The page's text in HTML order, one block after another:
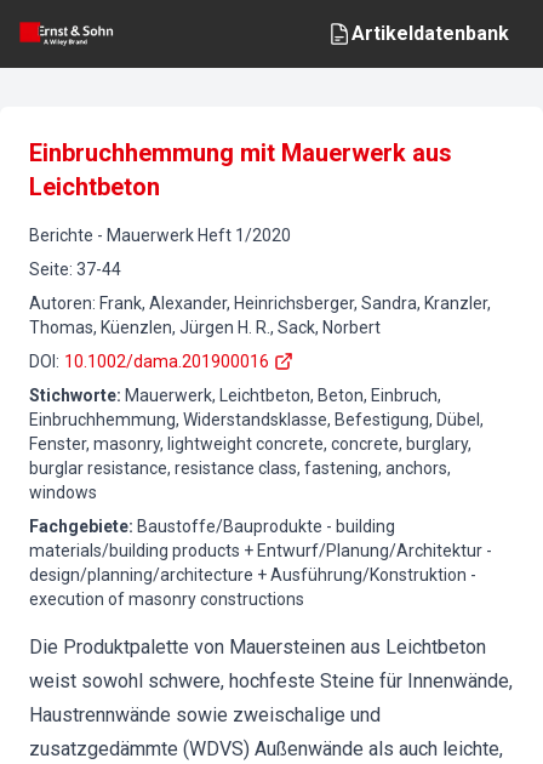
Artikeldatenbank
Einbruchhemmung mit Mauerwerk aus
Leichtbeton
Berichte - Mauerwerk Heft 1/2020
Seite: 37-44
Autoren: Frank, Alexander, Heinrichsberger, Sandra, Kranzler,
Thomas, Küenzlen, Jürgen H. R., Sack, Norbert
DOI : 10.1002/dama.201900016
Stichworte: Mauerwerk, Leichtbeton, Beton, Einbruch,
Einbruchhemmung, Widerstandsklasse, Befestigung, Dübel,
Fenster, masonry, lightweight concrete, concrete, burglary,
burglar resistance, resistance class, fastening, anchors,
windows
Fachgebiete: Baustoffe/Bauprodukte - building
materials/building products + Entwurf/Planung/Architektur -
design/planning/architecture + Ausführung/Konstruktion -
execution of masonry constructions
Die Produktpalette von Mauersteinen aus Leichtbeton
weist sowohl schwere, hochfeste Steine für Innenwände,
Haustrennwände sowie zweischalige und
zusatzgedämmte (WDVS) Außenwände als auch leichte,